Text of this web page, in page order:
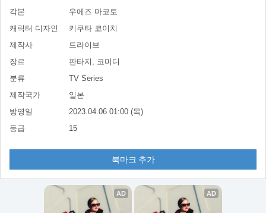
각본
우에즈 마코토
캐릭터 디자인
키쿠타 코이치
제작사
드라이브
장르
판타지, 코미디
분류
TV Series
제작국가
일본
방영일
2023.04.06 01:00 (목)
등급
15
북마크 추가